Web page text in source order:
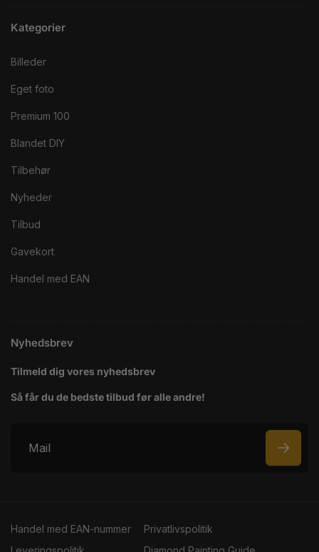
Kategorier
Billeder
Eget foto
Premium 100
Blandet DIY
Tilbehør
Nyheder
Tilbud
Gavekort
Handel med EAN
Nyhedsbrev
Tilmeld dig vores nyhedsbrev
Så får du de bedste tilbud før alle andre!
l
Handel med EAN-nummer
Privatlivspolitik